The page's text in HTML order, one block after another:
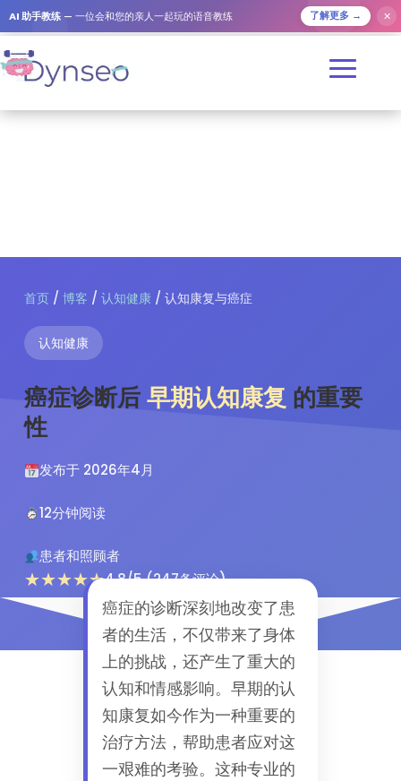
AI 助手教练 — 一位会和您的亲人一起玩的语音教练 了解更多 → ✕
首页 / 博客 / 认知健康 / 认知康复与癌症
认知健康
癌症诊断后 早期认知康复 的重要
性
发布于 2026年4月
12分钟阅读
患者和照顾者
★★★★★4.8/5 (247条评论)
癌症的诊断深刻地改变了患
者的生活，不仅带来了身体
上的挑战，还产生了重大的
认知和情感影响。早期的认
知康复如今作为一种重要的
治疗方法，帮助患者应对这
一艰难的考验。这种专业的